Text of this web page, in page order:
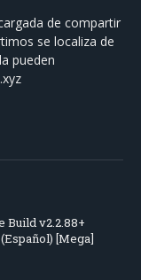
de compartir
se localiza de
pueden
Build v2.2.88+
[Mega]